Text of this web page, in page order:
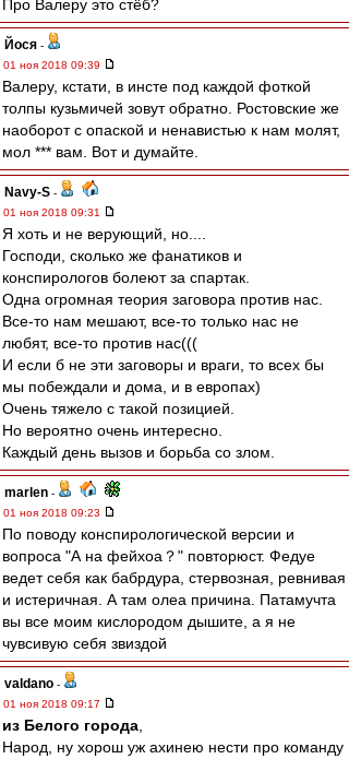
Про Валеру это стёб?
Йося -
01 ноя 2018 09:39
Валеру, кстати, в инсте под каждой фоткой
толпы кузьмичей зовут обратно. Ростовские же
наоборот с опаской и ненавистью к нам молят,
мол *** вам. Вот и думайте.
Navy-S -
01 ноя 2018 09:31
Я хоть и не верующий, но....
Господи, сколько же фанатиков и
конспирологов болеют за спартак.
Одна огромная теория заговора против нас.
Все-то нам мешают, все-то только нас не
любят, все-то против нас(((
И если б не эти заговоры и враги, то всех бы
мы побеждали и дома, и в европах)
Очень тяжело с такой позицией.
Но вероятно очень интересно.
Каждый день вызов и борьба со злом.
marlen -
01 ноя 2018 09:23
По поводу конспирологической версии и
вопроса "А на фейхоа？" повторюст. Федуе
ведет себя как бабрдура, стервозная, ревнивая
и истеричная. А там олеа причина. Патамучта
вы все моим кислородом дышите, а я не
чувсивую себя звиздой
valdano -
01 ноя 2018 09:17
из Белого города
Народ, ну хорош уж ахинею нести про команду